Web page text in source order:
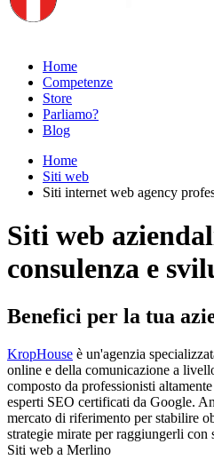
Home
Competenze
Store
Parliamo?
Blog
Home
Siti web
Siti internet web agency
Siti web
consulenza e
Benefici per la tua
KropHouse è un'agenzia
online e della comunicazione a
composto da professionisti
esperti SEO certificati da Google.
mercato di riferimento per stabilire
strategie mirate per raggiungerli con
Siti web a Merlino